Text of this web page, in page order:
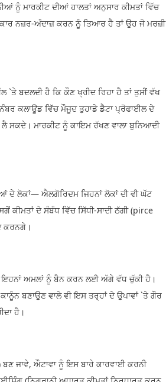
ਨੂੰ ਮਾਰਕੀਟ ਦੀਆਂ ਹਾਲਤਾਂ ਅਨੁਸਾਰ ਕੀਮਤਾਂ ਵਿੱਚ
ਨਜ਼ਰ-ਅੰਦਾਜ਼ ਕਰਨ ਨੂੰ ਤਿਆਰ ਹੈ ਤਾਂ ਉਹ ਜੋ ਮਰਜ਼ੀ
`ਤੇ ਬਦਲਦੀ ਹੈ ਕਿ ਕੌਣ ਖ੍ਰੀਦ ਰਿਹਾ ਹੈ ਤਾਂ ਤੁਸੀਂ ਵੱਖ
ਕਲਾਊਡ ਵਿੱਚ ਮੌਜੂਦ ਤੁਹਾਡੇ ਡੈਟਾ ਪ੍ਰੋਫਾਈਲ ਦੇ
ਸਕਦੇ। ਮਾਰਕੀਟ ਨੂੰ ਕਾਇਮ ਰੱਖਣ ਵਾਲਾ ਬੁਨਿਆਦੀ
ਦੇ ਲੋਕਾਂ— ਐਲਗੋਰਿਦਮ ਜਿਹਨਾਂ ਲੋਕਾਂ ਦੀ ਵੀ ਘੱਟ
ਕੀਮਤਾਂ ਦੇ ਸੰਬੰਧ ਵਿੱਚ ਸਿੱਧੀ-ਸਾਦੀ ਠੱਗੀ (pirce
ਕਰਨਗੇ।
ਇਹਨਾਂ ਅਮਲਾਂ ਨੂੰ ਬੈਨ ਕਰਨ ਲਈ ਅੱਗੇ ਵੱਧ ਚੁੱਕੀ ਹੈ।
ਬਣਾਉਣ ਵਾਲੇ ਵੀ ਇਸ ਤਰ੍ਹਾਂ ਦੇ ਉਪਾਵਾਂ `ਤੇ ਗੌਰ
ਹੈ।
ਜਾਵੇ, ਔਟਾਵਾ ਨੂੰ ਇਸ ਬਾਰੇ ਕਾਰਵਾਈ ਕਰਨੀ